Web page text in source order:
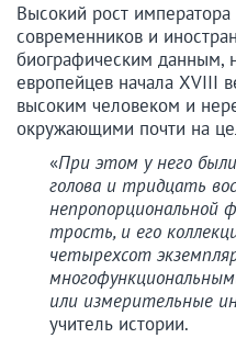
Высокий рост
современников и
биографическим данным,
европейцев начала XVIII
высоким человеком и
окружающими почти на
«При этом у него
голова и тридцать
непропорциональной
трость, и его
четырехсот
или измерительные
учитель истории.